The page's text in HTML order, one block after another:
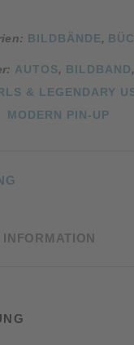
BILDBÄNDE,
AUTOS, BILDBAND,
& LEGENDARY
MODERN PIN-UP